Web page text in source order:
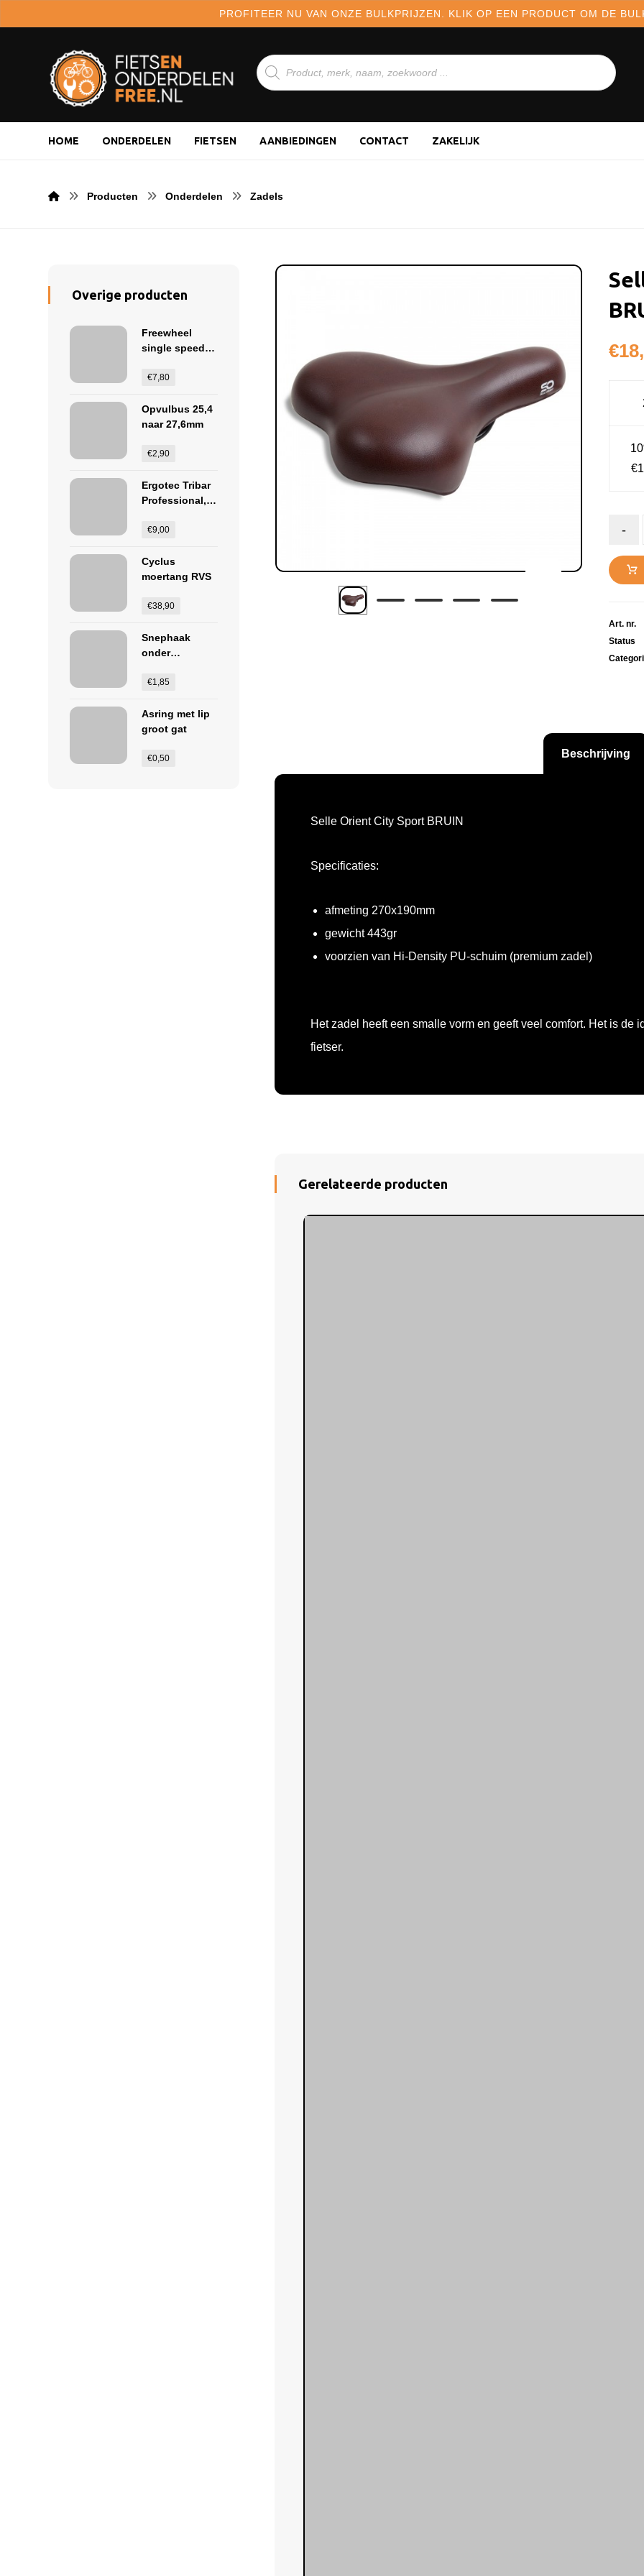
PROFITEER NU VAN ONZE BULKPRIJZEN. KLIK OP EEN PRODUCT OM DE
HOME ONDERDELEN FIETSEN AANBIEDINGEN CONTACT ZAKELIJK
Producten Onderdelen Zadels
€
-
Art. nr.
Status
Beschrijving
Selle Orient City Sport BRUIN
Specificaties:
afmeting 270x190mm
gewicht 443gr
voorzien van Hi-Density PU-schuim (premium zadel)
Het zadel heeft een smalle vorm en geeft veel comfort. Het is de
fietser.
Gerelateerde producten
Overige producten
Freewheel
single speed
€7,80
Opvulbus 25,4
naar 27,6mm
€2,90
Ergotec Tribar
Professional,
pads/kussentje
€9,00
Cyclus
moertang RVS
€38,90
Snephaak
onder
€1,85
Asring met lip
groot gat
€0,50